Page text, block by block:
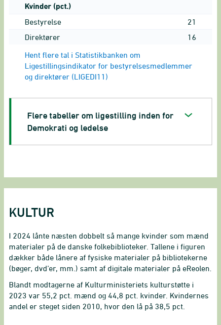
Kvinder (pct.)
Bestyrelse
21
Direktører
16
Hent flere tal i Statistikbanken om
Ligestillingsindikator for bestyrelsesmedlemmer
og direktører (LIGEDI11)
Flere tabeller om ligestilling inden for
Demokrati og ledelse
KULTUR
I 2024 lånte næsten dobbelt så mange kvinder som mænd
materialer på de danske folkebiblioteker. Tallene i figuren
dækker både lånere af fysiske materialer på bibliotekerne
(bøger, dvd’er, mm.) samt af digitale materialer på eReolen.
Blandt modtagerne af Kulturministeriets kulturstøtte i
2023 var 55,2 pct. mænd og 44,8 pct. kvinder. Kvindernes
andel er steget siden 2010, hvor den lå på 38,5 pct.